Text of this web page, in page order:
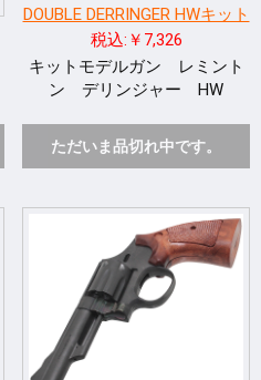
DOUBLE DERRINGER HWキット
税込:￥7,326
キットモデルガン レミント
ン デリンジャー HW
ただいま品切れ中です。